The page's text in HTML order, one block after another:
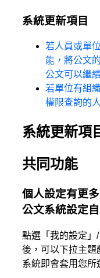
系統更新項目
若人員或單
能，將公文
公文可以繼
若單位有組
權限查詢的
系統更新項
共同功能
個人設定有更
公文系統設定
點選「我的設定」
後，可以下拉主題
系統即會套用您所